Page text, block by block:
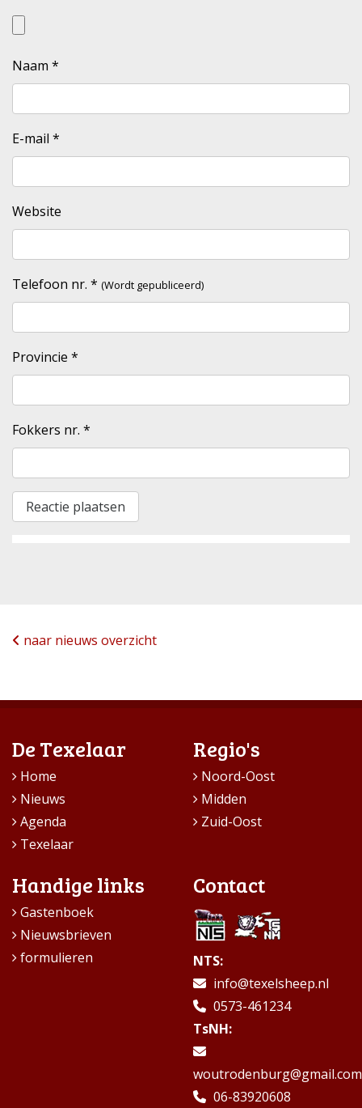
Naam *
E-mail *
Website
Telefoon nr. * (Wordt gepubliceerd)
Provincie *
Fokkers nr. *
naar nieuws overzicht
De Texelaar
Home
Nieuws
Agenda
Texelaar
Regio's
Noord-Oost
Midden
Zuid-Oost
Handige links
Gastenboek
Nieuwsbrieven
formulieren
Contact
NTS:
info@texelsheep.nl
0573-461234
TsNH:
woutrodenburg@gmail.com
06-83920608